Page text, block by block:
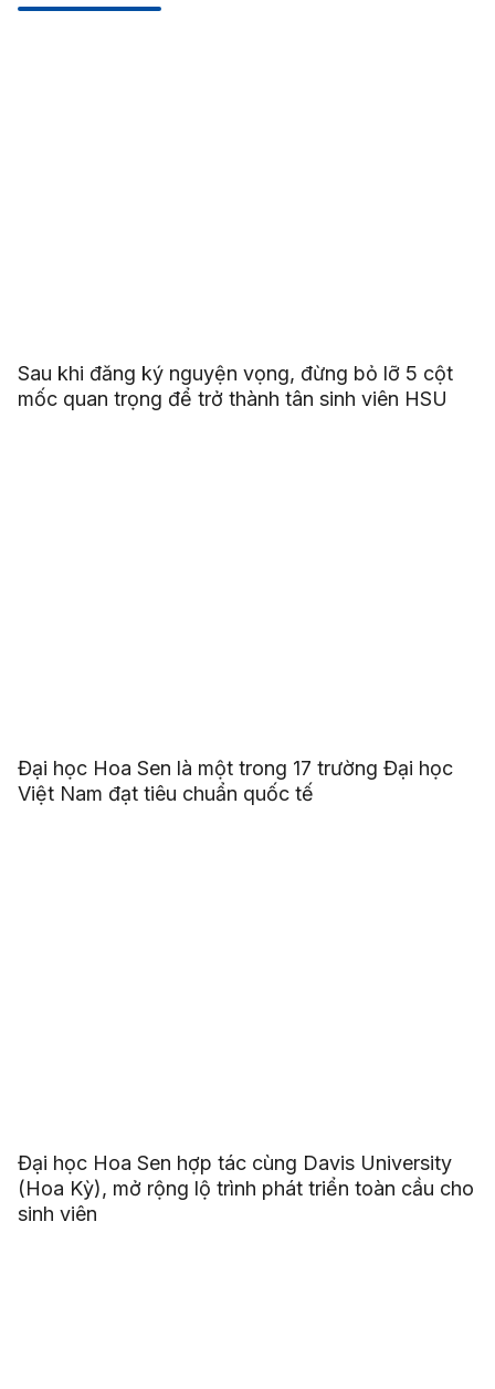
Sau khi đăng ký nguyện vọng, đừng bỏ lỡ 5 cột
mốc quan trọng để trở thành tân sinh viên HSU
Đại học Hoa Sen là một trong 17 trường Đại học
Việt Nam đạt tiêu chuẩn quốc tế
Đại học Hoa Sen hợp tác cùng Davis University
(Hoa Kỳ), mở rộng lộ trình phát triển toàn cầu cho
sinh viên